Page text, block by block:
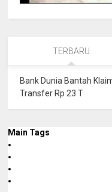
TERBARU
Bank Dunia Bantah
Transfer Rp 23 T
Main Tags